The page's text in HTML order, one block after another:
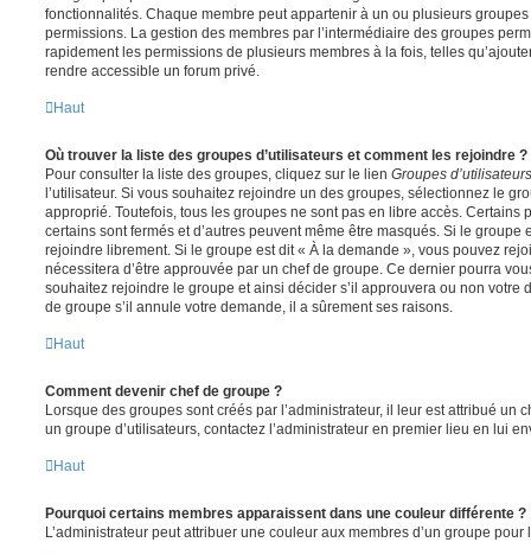
fonctionnalités. Chaque membre peut appartenir à un ou plusieurs
permissions. La gestion des membres par l’intermédiaire des groupes
rapidement les permissions de plusieurs membres à la fois, telles
rendre accessible un forum privé.
Haut
Où trouver la liste des groupes d’utilisateurs et comment les rejoindre ?
Pour consulter la liste des groupes, cliquez sur le lien Groupes d’utilisateurs
l’utilisateur. Si vous souhaitez rejoindre un des groupes, sélectionnez le
approprié. Toutefois, tous les groupes ne sont pas en libre accès. Certains
certains sont fermés et d’autres peuvent même être masqués. Si le groupe
rejoindre librement. Si le groupe est dit « À la demande », vous pouvez
nécessitera d’être approuvée par un chef de groupe. Ce dernier pourra
souhaitez rejoindre le groupe et ainsi décider s’il approuvera ou non votre
de groupe s’il annule votre demande, il a sûrement ses raisons.
Haut
Comment devenir chef de groupe ?
Lorsque des groupes sont créés par l’administrateur, il leur est attribué un
un groupe d’utilisateurs, contactez l’administrateur en premier lieu en lui
Haut
Pourquoi certains membres apparaissent dans une couleur différente ?
L’administrateur peut attribuer une couleur aux membres d’un groupe